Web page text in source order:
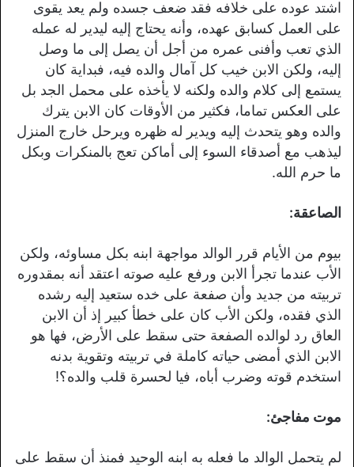
اشتد عوده على خلافه فقد ضعف جسده ولم يعد يقوى
على العمل كسابق عهده، وأنه يحتاج إليه ليدير له عمله
الذي تعب وأفنى عمره من أجل أن يصل إلى ما وصل
إليه، ولكن الابن خيب كل آمال والده فيه، فبداية كان
يستمع إلى كلام والده ولكنه لا يأخذه على محمل الجد بل
على العكس تماما، فكثير من الأوقات كان الابن يترك
والده وهو يتحدث إليه ويدير له ظهره ويرحل خارج المنزل
ليذهب مع أصدقاء السوء إلى أماكن تعج بالمنكرات وبكل
ما حرم الله.
الصاعقة:
بيوم من الأيام قرر الوالد مواجهة ابنه بكل مساوئه، ولكن
الأب عندما تجرأ الابن ورفع عليه صوته اعتقد أنه بمقدوره
تربيته من جديد وأن صفعة على خده ستعيد إليه رشده
الذي فقده، ولكن الأب كان على خطأ كبير إذ أن الابن
العاق رد لوالده الصفعة حتى سقط على الأرض، فها هو
الابن الذي أمضى حياته كاملة في تربيته وتقوية بدنه
استخدم قوته وضرب أباه، فيا لحسرة قلب والده؟!
موت مفاجئ:
لم يتحمل الوالد ما فعله به ابنه الوحيد فمنذ أن سقط على